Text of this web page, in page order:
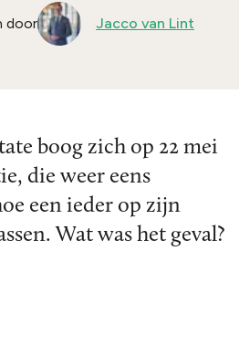
door Jacco van Lint
boog zich op 22 mei
die weer eens
een ieder op zijn
Wat was het geval?